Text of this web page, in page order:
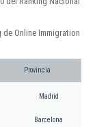
Online Immigration
Provincia
Madrid
Barcelona